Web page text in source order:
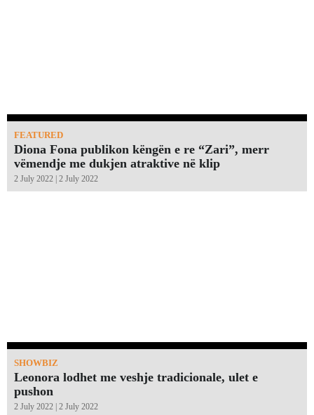
FEATURED
Diona Fona publikon këngën e re “Zari”, merr
vëmendje me dukjen atraktive në klip
2 July 2022 | 2 July 2022
SHOWBIZ
Leonora lodhet me veshje tradicionale, ulet e
pushon
2 July 2022 | 2 July 2022